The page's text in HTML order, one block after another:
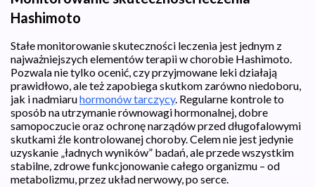
Hashimoto
Stałe monitorowanie skuteczności leczenia jest jednym z
najważniejszych elementów terapii w chorobie Hashimoto.
Pozwala nie tylko ocenić, czy przyjmowane leki działają
prawidłowo, ale też zapobiega skutkom zarówno niedoboru,
jak i nadmiaruhormonów tarczycy. Regularne kontrole to
sposób na utrzymanie równowagi hormonalnej, dobre
samopoczucie oraz ochronę narządów przed długofalowymi
skutkami źle kontrolowanej choroby. Celem nie jest jedynie
uzyskanie „ładnych wyników” badań, ale przede wszystkim
stabilne, zdrowe funkcjonowanie całego organizmu – od
metabolizmu, przez układ nerwowy, po serce.